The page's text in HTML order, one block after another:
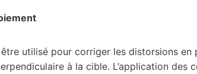
utilisé pour corriger les distorsions en
à la cible. L’application des